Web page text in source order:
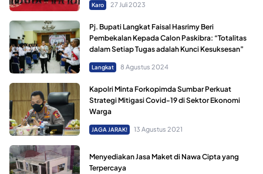
Karo 27 Juli 2023
Pj. Bupati Langkat Faisal Hasrimy Beri
Pembekalan Kepada Calon Paskibra: “Totalitas
dalam Setiap Tugas adalah Kunci Kesuksesan”
Langkat 8 Agustus 2024
Kapolri Minta Forkopimda Sumbar Perkuat
Strategi Mitigasi Covid-19 di Sektor Ekonomi
Warga
JAGA JARAK! 13 Agustus 2021
Menyediakan Jasa Maket di Nawa Cipta yang
Terpercaya